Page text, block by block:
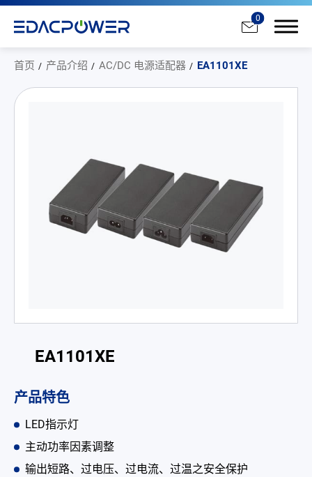
0
首页 产品介绍 AC/DC 电源适配器 EA1101XE
EA1101XE
产品特色
LED指示灯
主动功率因素调整
输出短路、过电压、过电流、过温之安全保护
AC/DC 电源适配器
AC/DC 医疗电源供应器
电池适配充电器
开放式电源
内置机壳型电源适配器
LED 电源
CRPS 电源